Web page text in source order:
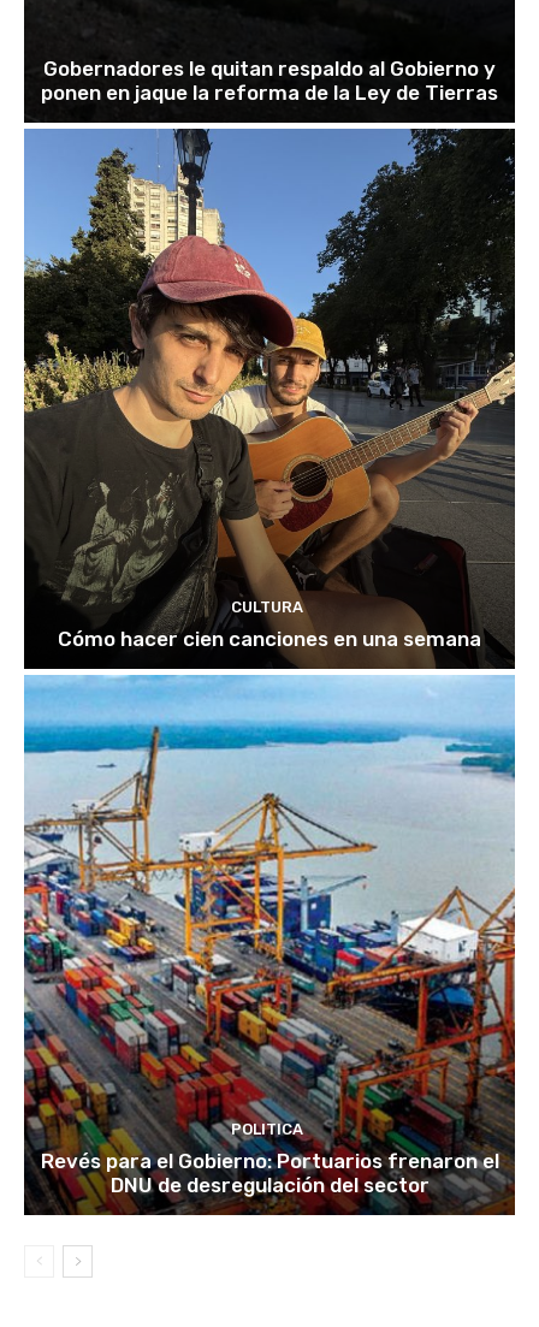
Gobernadores le quitan respaldo al Gobierno y
ponen en jaque la reforma de la Ley de Tierras
CULTURA
Cómo hacer cien canciones en una semana
POLITICA
Revés para el Gobierno: Portuarios frenaron el
DNU de desregulación del sector